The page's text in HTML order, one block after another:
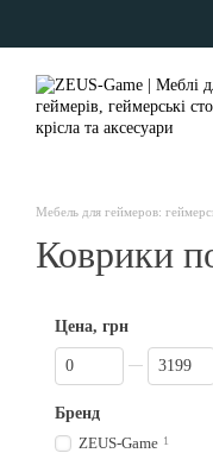
Мебель для геймеров:
Коврики
Цена, грн
От Цена, грн
До Цена, грн
Бренд
ZEUS-Game 1